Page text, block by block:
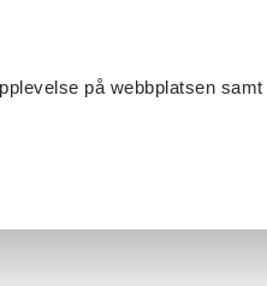
på webbplatsen